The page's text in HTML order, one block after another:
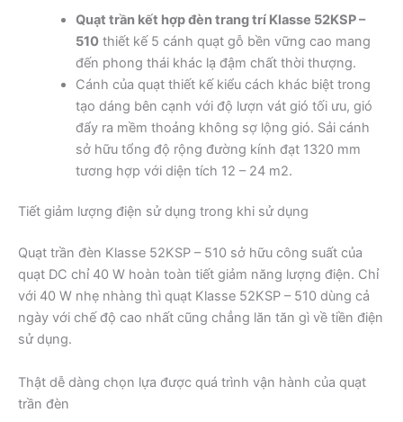
Quạt trần kết hợp đèn trang trí Klasse 52KSP –
510thiết kế 5 cánh quạt gỗ bền vững cao mang
đến phong thái khác lạ đậm chất thời thượng.
Cánh của quạt thiết kế kiểu cách khác biệt trong
tạo dáng bên cạnh với độ lượn vát gió tối ưu, gió
đẩy ra mềm thoảng không sợ lộng gió. Sải cánh
sở hữu tổng độ rộng đường kính đạt 1320 mm
tương hợp với diện tích 12 – 24 m2.
Tiết giảm lượng điện sử dụng trong khi sử dụng
Quạt trần đèn Klasse 52KSP – 510 sở hữu công suất của
quạt DC chỉ 40 W hoàn toàn tiết giảm năng lượng điện. Chỉ
với 40 W nhẹ nhàng thì quạt Klasse 52KSP – 510 dùng cả
ngày với chế độ cao nhất cũng chẳng lăn tăn gì về tiền điện
sử dụng.
Thật dễ dàng chọn lựa được quá trình vận hành của quạt
trần đèn